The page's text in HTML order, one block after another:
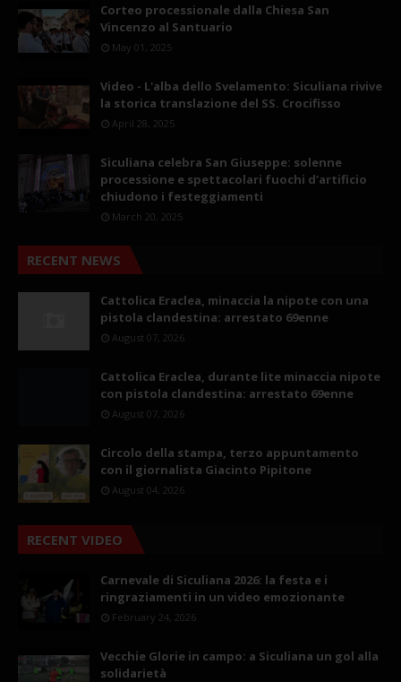
Corteo processionale dalla Chiesa San
Vincenzo al Santuario
May 01, 2025
Video - L'alba dello Svelamento: Siculiana rivive
la storica translazione del SS. Crocifisso
April 28, 2025
Siculiana celebra San Giuseppe: solenne
processione e spettacolari fuochi d’artificio
chiudono i festeggiamenti
March 20, 2025
RECENT NEWS
Cattolica Eraclea, minaccia la nipote con una
pistola clandestina: arrestato 69enne
August 07, 2026
Cattolica Eraclea, durante lite minaccia nipote
con pistola clandestina: arrestato 69enne
August 07, 2026
Circolo della stampa, terzo appuntamento
con il giornalista Giacinto Pipitone
August 04, 2026
RECENT VIDEO
Carnevale di Siculiana 2026: la festa e i
ringraziamenti in un video emozionante
February 24, 2026
Vecchie Glorie in campo: a Siculiana un gol alla
solidarietà